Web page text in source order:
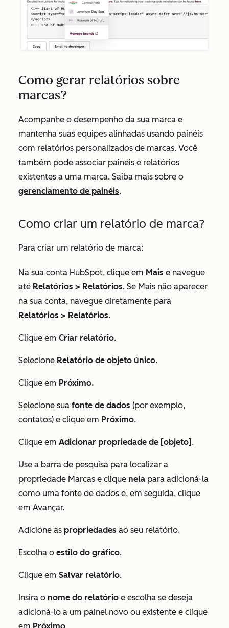
Como gerar relatórios sobre
marcas?
Acompanhe o desempenho da sua marca e
mantenha suas equipes alinhadas usando painéis
com relatórios personalizados de marcas. Você
também pode associar painéis e relatórios
existentes a uma marca. Saiba mais sobre o
gerenciamento de painéis.
Como criar um relatório de marca?
Para criar um relatório de marca:
Na sua conta HubSpot, clique em Mais e navegue
até Relatórios > Relatórios. Se Mais não aparecer
na sua conta, navegue diretamente para
Relatórios > Relatórios.
Clique em Criar relatório.
Selecione Relatório de objeto único.
Clique em Próximo.
Selecione sua fonte de dados (por exemplo,
contatos) e clique em Próximo.
Clique em Adicionar propriedade de [objeto] .
Use a barra de pesquisa para localizar a
propriedade Marcas e clique nela para adicioná-la
como uma fonte de dados e, em seguida, clique
em Avançar.
Adicione as propriedades ao seu relatório.
Escolha o estilo do gráfico.
Clique em Salvar relatório.
Insira o nome do relatório e escolha se deseja
adicioná-lo a um painel novo ou existente e clique
em Próximo